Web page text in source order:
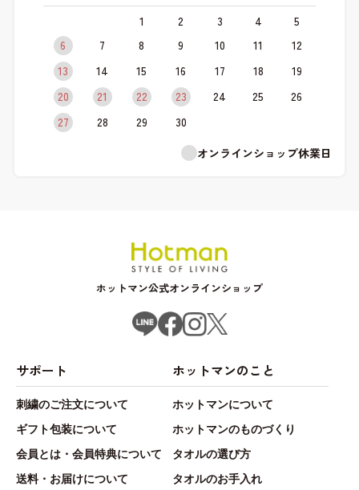
1 2 3 4
5
6
7 8 9 10 11
12
13
14 15 16 17 18
19
20
21 22 23 24 25
26
27
28 29
30
オンラインショップ休業日
ホットマン公式オンラインショップ
サポート
刺繍のご注文について
ギフト包装について
会員とは・会員特典について
送料・お届けについて
ホットマンのこと
ホットマンについて
ホットマンのものづくり
タオルの選び方
タオルのお手入れ